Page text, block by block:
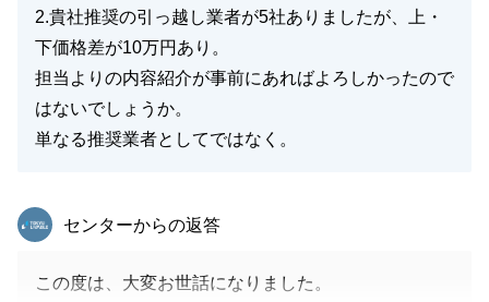
2.貴社推奨の引っ越し業者が5社ありましたが、上・
下価格差が10万円あり。
担当よりの内容紹介が事前にあればよろしかったので
はないでしょうか。
単なる推奨業者としてではなく。
東急リバブル
センターからの返答
この度は、大変お世話になりました。